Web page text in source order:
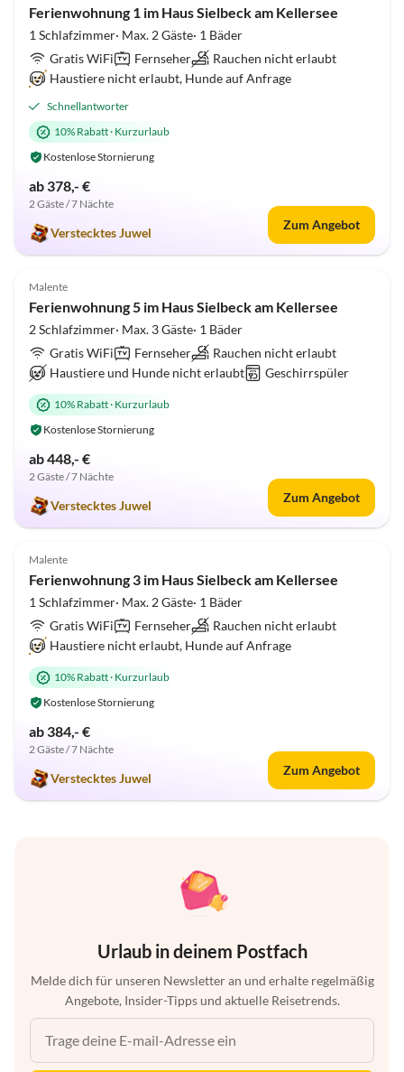
Ferienwohnung 1 im Haus Sielbeck am Kellersee
1 Schlafzimmer· Max. 2 Gäste· 1 Bäder
Gratis WiFi
Fernseher
Rauchen nicht erlaubt
Haustiere nicht erlaubt, Hunde auf Anfrage
Schnellantworter
10% Rabatt· Kurzurlaub
Kostenlose Stornierung
ab 378,- €
2 Gäste / 7 Nächte
Verstecktes Juwel
Zum Angebot
5.0 (3)
Malente
Ferienwohnung 5 im Haus Sielbeck am Kellersee
2 Schlafzimmer· Max. 3 Gäste· 1 Bäder
Gratis WiFi
Fernseher
Rauchen nicht erlaubt
Haustiere und Hunde nicht erlaubt
Geschirrspüler
10% Rabatt· Kurzurlaub
Kostenlose Stornierung
ab 448,- €
2 Gäste / 7 Nächte
Verstecktes Juwel
Zum Angebot
5.0 (2)
Malente
Ferienwohnung 3 im Haus Sielbeck am Kellersee
1 Schlafzimmer· Max. 2 Gäste· 1 Bäder
Gratis WiFi
Fernseher
Rauchen nicht erlaubt
Haustiere nicht erlaubt, Hunde auf Anfrage
10% Rabatt· Kurzurlaub
Kostenlose Stornierung
ab 384,- €
2 Gäste / 7 Nächte
Verstecktes Juwel
Zum Angebot
Urlaub in deinem Postfach
Melde dich für unseren Newsletter an und erhalte regelmäßig
Angebote, Insider-Tipps und aktuelle Reisetrends.